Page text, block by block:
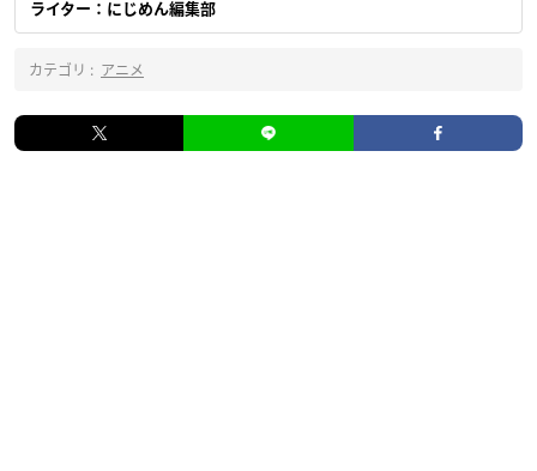
ライター：にじめん編集部
カテゴリ : アニメ